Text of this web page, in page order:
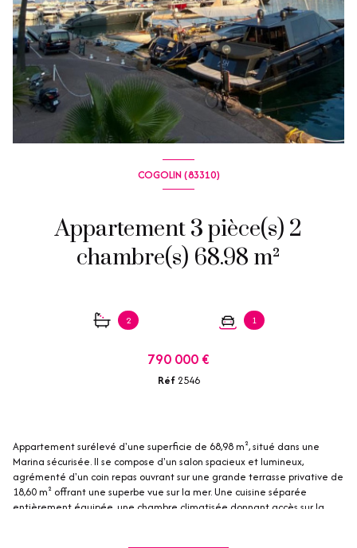
COGOLIN (83310)
Appartement 3 pièce(s) 2
chambre(s) 68.98 m²
2 1
790 000 €
Réf 2546
Appartement surélevé d'une superficie de 68,98 m², situé dans une
Marina sécurisée. Il se compose d'un salon spacieux et lumineux,
agrémenté d'un coin repas ouvrant sur une grande terrasse privative de
18,60 m² offrant une superbe vue sur la mer. Une cuisine séparée
entièrement équipée, une chambre climatisée donnant accès sur la